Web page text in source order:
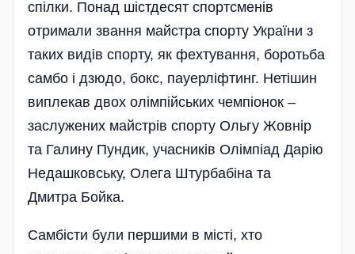
спілки. Понад шіст­де­сят спортсменів
отрима­ли звання майстра спорту України з
таких видів спорту, як фехтування, боротьба
самбо і дзюдо, бокс, пауерліфтинг. Нетішин
виплекав двох олімпійських чемпіонок –
заслужених майстрів спорту Ольгу Жовнір
та Галин­у Пундик, учасників Олімпіа­д Дарію
Недашковську, Олега Штурба­біна та
Дмитра­ Бойка.
Самбісти були першими в місті, хто